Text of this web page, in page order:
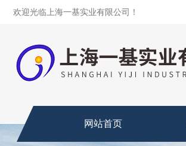
欢迎光临上海一基实业有限公司！
网站首页